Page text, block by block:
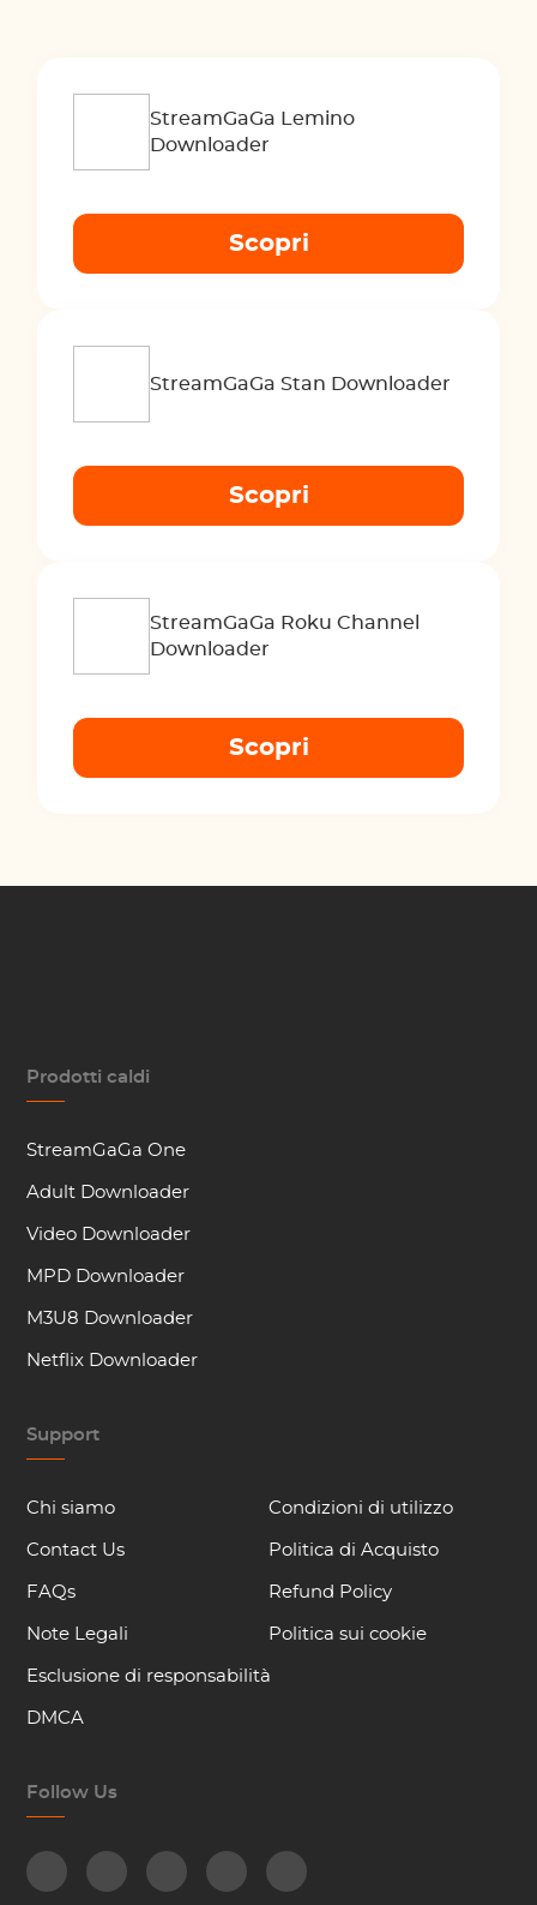
StreamGaGa Lemino
Downloader
Scopri
StreamGaGa Stan Downloader
Scopri
StreamGaGa Roku Channel
Downloader
Scopri
Prodotti caldi
StreamGaGa One
Adult Downloader
Video Downloader
MPD Downloader
M3U8 Downloader
Netflix Downloader
Support
Chi siamo
Contact Us
FAQs
Note Legali
Esclusione di responsabilità
DMCA
Condizioni di utilizzo
Politica di Acquisto
Refund Policy
Politica sui cookie
Follow Us